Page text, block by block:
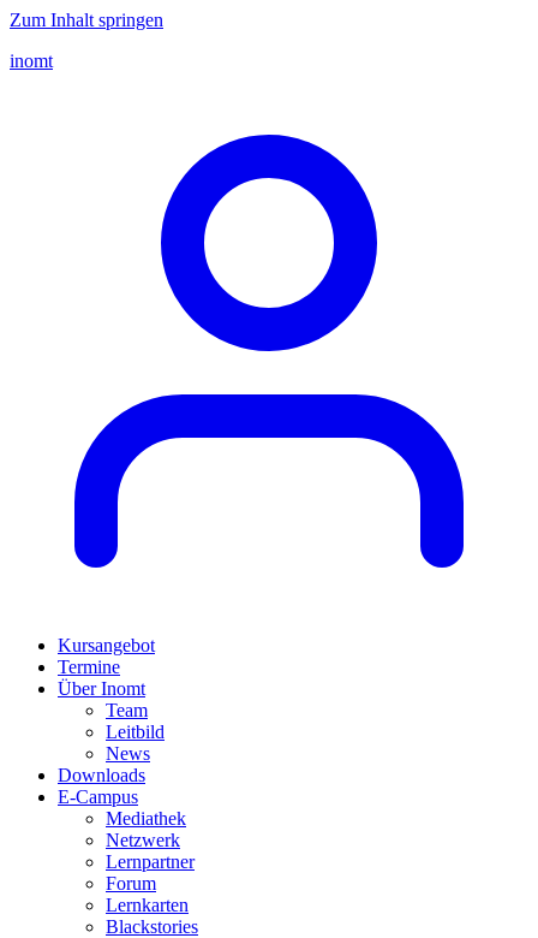
Zum Inhalt springen
inomt
Kursangebot
Termine
Über Inomt
Team
Leitbild
News
Downloads
E-Campus
Mediathek
Netzwerk
Lernpartner
Forum
Lernkarten
Blackstories